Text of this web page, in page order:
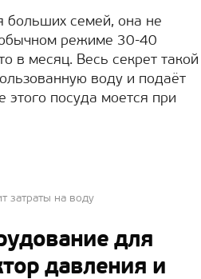
больших семей, она не
обычном режиме 30-40
в месяц. Весь секрет такой
воду и подаёт
посуда моется при
затраты на воду
для
давления и